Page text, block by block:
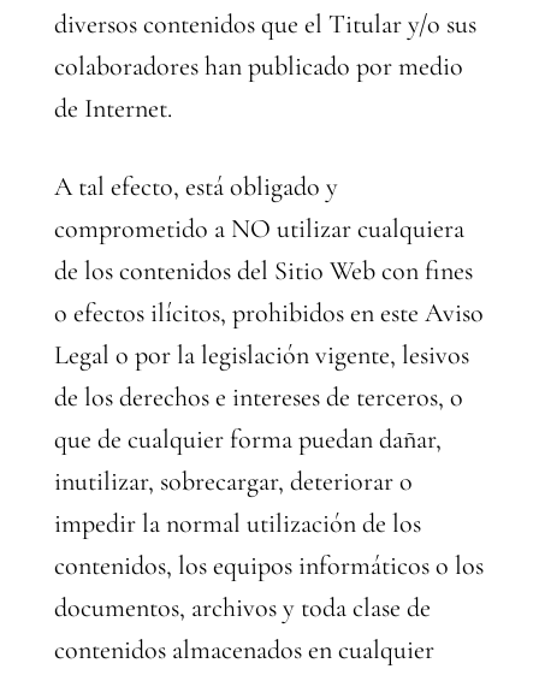
diversos contenidos que el Titular y/o sus
colaboradores han publicado por medio
de Internet.
A tal efecto, está obligado y
comprometido a NO utilizar cualquiera
de los contenidos del Sitio Web con fines
o efectos ilícitos, prohibidos en este Aviso
Legal o por la legislación vigente, lesivos
de los derechos e intereses de terceros, o
que de cualquier forma puedan dañar,
inutilizar, sobrecargar, deteriorar o
impedir la normal utilización de los
contenidos, los equipos informáticos o los
documentos, archivos y toda clase de
contenidos almacenados en cualquier